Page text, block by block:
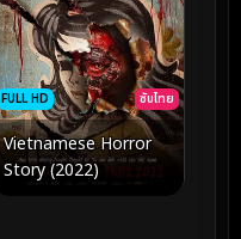
FULL HD ซับไทย
Vietnamese Horror
Story (2022)